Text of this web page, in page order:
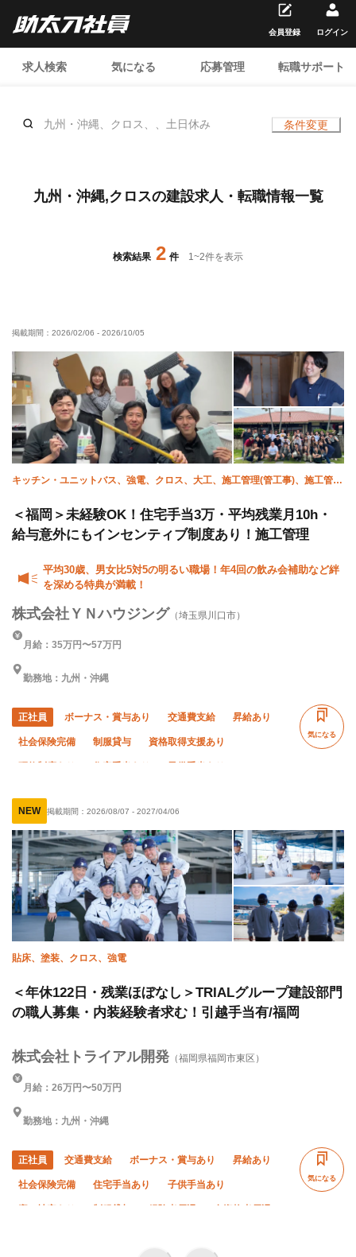
求人検索 気になる 応募管理 転職サポート
会員登録 ログイン
九州・沖縄、クロス、、土日休み 条件変更
九州・沖縄,クロスの建設求人・転職情報一覧
検索結果 2 件 1~2件を表示
掲載期間： 2026/02/06 - 2026/10/05
キッチン・ユニットバス、強電、クロス、大工、施工管理(管工事)、施工管理
＜福岡＞未経験OK！住宅手当3万・平均残業月10h・
給与意外にもインセンティブ制度あり！施工管理
平均30歳、男女比5対5の明るい職場！年4回の飲み会補助など絆
を深める特典が満載！
株式会社ＹＮハウジング （埼玉県川口市）
月給：35万円〜57万円
勤務地：九州・沖縄
正社員 ボーナス・賞与あり 交通費支給 昇給あり
社会保険完備 制服貸与 資格取得支援あり
研修制度あり 住宅手当あり 子供手当あり
女性活躍中 土日休み 夏季休暇
残業月10時間以下
気になる
NEW 掲載期間： 2026/08/07 - 2027/04/06
貼床、塗装、クロス、強電
＜年休122日・残業ほぼなし＞TRIALグループ建設部門
の職人募集・内装経験者求む！引越手当有/福岡
株式会社トライアル開発 （福岡県福岡市東区）
月給：26万円〜50万円
勤務地：九州・沖縄
正社員 交通費支給 ボーナス・賞与あり 昇給あり
社会保険完備 住宅手当あり 子供手当あり
気になる